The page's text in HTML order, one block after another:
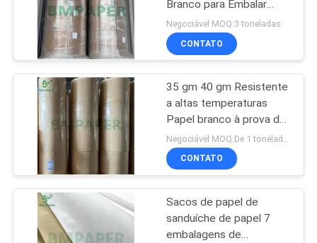
Branco para Embalar
Carne à Prova de
Gordura 30 x 40cm
Negociável MOQ:3 toneladas
CONTATO
35 gm 40 gm Resistente
a altas temperaturas
Papel branco à prova de
gordura Jumbo Rolls para
assar e cozinhar
CONTATO
Sacos de papel de
sanduíche de papel 7
embalagens de